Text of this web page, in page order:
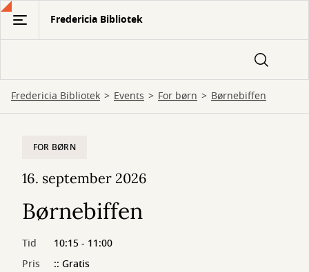
Gå
hovedindhold
Fredericia Bibliotek
Fredericia Bibliotek Events For børn Børnebiffen
FOR BØRN
16. september 2026
Børnebiffen
Tid
10:15 - 11:00
Pris
:: Gratis